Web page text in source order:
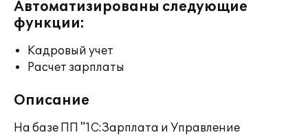
Автоматизированы следующие
функции:
Кадровый учет
Расчет зарплаты
Описание
На базе ПП "1С:Зарплата и Управление